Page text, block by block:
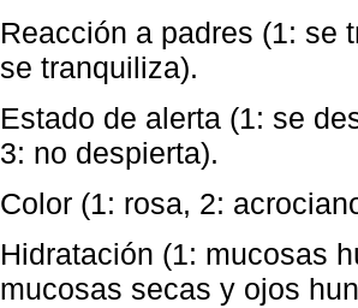
Reacción a padres (1: se
se tranquiliza).
Estado de alerta (1: se
3: no despierta).
Color (1: rosa, 2:
Hidratación (1: mucosas
mucosas secas y ojos